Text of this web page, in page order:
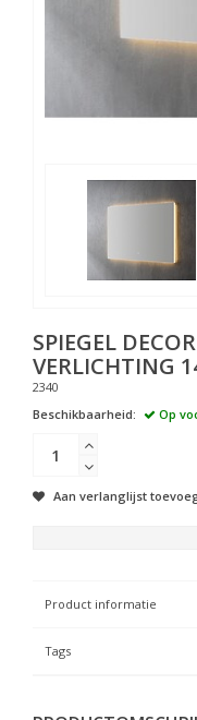
SPIEGEL
VERLICHTING
2340
Beschikbaarheid:
Op
Aan verlanglijst
Product informatie
Tags